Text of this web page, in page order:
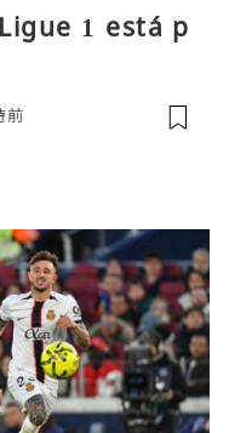
1 está p
前